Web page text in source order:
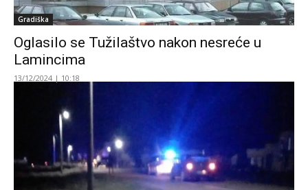
Gradiška
Oglasilo se Tužilaštvo nakon nesreće u
Lamincima
13/12/2024 | 10:18